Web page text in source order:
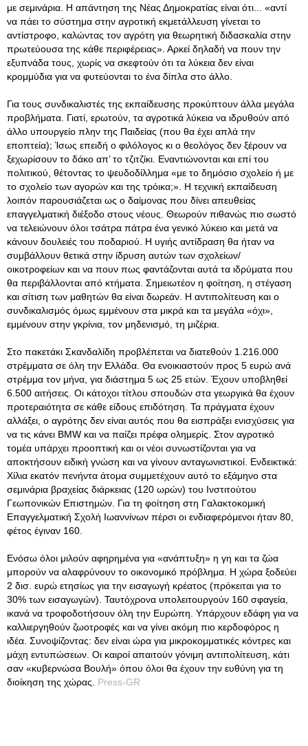
με σεμινάρια. Η απάντηση της Νέας Δημοκρατίας είναι ότι... «αντί
να πάει το σύστημα στην αγροτική εκμετάλλευση γίνεται το
αντίστροφο, καλώντας τον αγρότη για θεωρητική διδασκαλία στην
πρωτεύουσα της κάθε περιφέρειας». Αρκεί δηλαδή να πουν την
εξυπνάδα τους, χωρίς να σκεφτούν ότι τα λύκεια δεν είναι
κρομμύδια για να φυτεύονται το ένα δίπλα στο άλλο.
Για τους συνδικαλιστές της εκπαίδευσης προκύπτουν άλλα μεγάλα
προβλήματα. Γιατί, ερωτούν, τα αγροτικά λύκεια να ιδρυθούν από
άλλο υπουργείο πλην της Παιδείας (που θα έχει απλά την
εποπτεία); Ίσως επειδή ο φιλόλογος κι ο θεολόγος δεν ξέρουν να
ξεχωρίσουν το δάκο απ’ το τζιτζίκι. Εναντιώνονται και επί του
πολιτικού, θέτοντας το ψευδοδίλλημα «με το δημόσιο σχολείο ή με
το σχολείο των αγορών και της τρόικα;». Η τεχνική εκπαίδευση
λοιπόν παρουσιάζεται ως ο δαίμονας που δίνει απευθείας
επαγγελματική διέξοδο στους νέους. Θεωρούν πιθανώς πιο σωστό
να τελειώνουν όλοι τσάτρα πάτρα ένα γενικό λύκειο και μετά να
κάνουν δουλειές του ποδαριού. Η υγιής αντίδραση θα ήταν να
συμβάλλουν θετικά στην ίδρυση αυτών των σχολείων/
οικοτροφείων και να πουν πως φαντάζονται αυτά τα ιδρύματα που
θα περιβάλλονται από κτήματα. Σημειωτέον η φοίτηση, η στέγαση
και σίτιση των μαθητών θα είναι δωρεάν. Η αντιπολίτευση και ο
συνδικαλισμός όμως εμμένουν στα μικρά και τα μεγάλα «όχι»,
εμμένουν στην γκρίνια, τον μηδενισμό, τη μιζέρια.
Στο πακετάκι Σκανδαλίδη προβλέπεται να διατεθούν 1.216.000
στρέμματα σε όλη την Ελλάδα. Θα ενοικιαστούν προς 5 ευρώ ανά
στρέμμα τον μήνα, για διάστημα 5 ως 25 ετών. Έχουν υποβληθεί
6.500 αιτήσεις. Οι κάτοχοι τίτλου σπουδών στα γεωργικά θα έχουν
προτεραιότητα σε κάθε είδους επιδότηση. Τα πράγματα έχουν
αλλάξει, ο αγρότης δεν είναι αυτός που θα εισπράξει ενισχύσεις για
να τις κάνει BMW και να παίζει πρέφα ολημερίς. Στον αγροτικό
τομέα υπάρχει προοπτική και οι νέοι συνωστίζονται για να
αποκτήσουν ειδική γνώση και να γίνουν ανταγωνιστικοί. Ενδεικτικά:
Χίλια εκατόν πενήντα άτομα συμμετέχουν αυτό το εξάμηνο στα
σεμινάρια βραχείας διάρκειας (120 ωρών) του Ινστιτούτου
Γεωπονικών Επιστημών. Για τη φοίτηση στη Γαλακτοκομική
Επαγγελματική Σχολή Ιωαννίνων πέρσι οι ενδιαφερόμενοι ήταν 80,
φέτος έγιναν 160.
Ενόσω όλοι μιλούν αφηρημένα για «ανάπτυξη» η γη και τα ζώα
μπορούν να αλαφρύνουν το οικονομικό πρόβλημα. Η χώρα ξοδεύει
2 δισ. ευρώ ετησίως για την εισαγωγή κρέατος (πρόκειται για το
30% των εισαγωγών). Ταυτόχρονα υπολειτουργούν 160 σφαγεία,
ικανά να τροφοδοτήσουν όλη την Ευρώπη. Υπάρχουν εδάφη για να
καλλιεργηθούν ζωοτροφές και να γίνει ακόμη πιο κερδοφόρος η
ιδέα. Συνοψίζοντας: δεν είναι ώρα για μικροκομματικές κόντρες και
μάχη εντυπώσεων. Οι καιροί απαιτούν γόνιμη αντιπολίτευση, κάτι
σαν «κυβερνώσα Βουλή» όπου όλοι θα έχουν την ευθύνη για τη
διοίκηση της χώρας. Press-GR